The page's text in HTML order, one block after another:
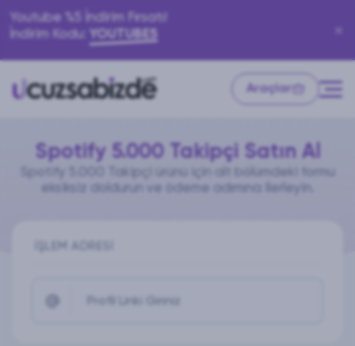
Youtube %5 İndirim Fırsatı!
İndirim Kodu: YOUTUBE5
Araçlar
Spotify 5.000 Takipçi Satın Al
eksiksiz doldurun ve ödeme adımına ilerleyin.
İŞLEM ADRESI